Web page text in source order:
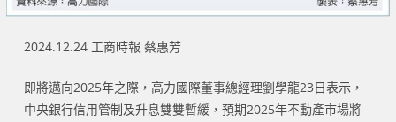
2024.12.24 工商時報 蔡惠芳
即將邁向2025年之際，高力國際董事總經理劉學龍23日表示，
中央銀行信用管制及升息雙雙暫緩，預期2025年不動產市場將